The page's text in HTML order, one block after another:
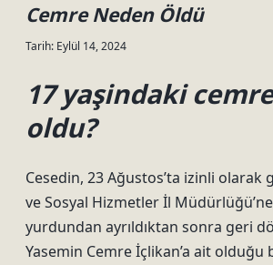
Cemre Neden Öldü
Tarih: Eylül 14, 2024
17 yaşindaki
oldu?
Cesedin, 23 Ağustos’ta izinli olarak
ve Sosyal Hizmetler İl Müdürlüğü’ne
yurdundan ayrıldıktan sonra geri
Yasemin Cemre İçlikan’a ait olduğu